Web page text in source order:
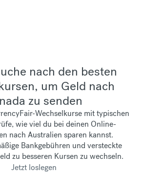
nach den besten
um Geld nach
zu senden
Wechselkurse mit typischen
wie viel du bei deinen Online-
nach Australien sparen kannst.
Bankgebühren und versteckte
zu besseren Kursen zu wechseln.
Jetzt loslegen